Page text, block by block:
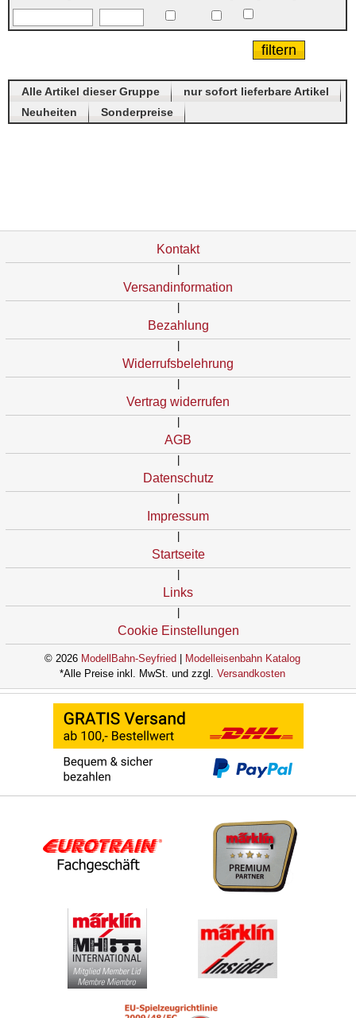
Alle Artikel dieser Gruppe
nur sofort lieferbare Artikel
Neuheiten
Sonderpreise
Kontakt
Versandinformation
Bezahlung
Widerrufsbelehrung
Vertrag widerrufen
AGB
Datenschutz
Impressum
Startseite
Links
Cookie Einstellungen
© 2026 ModellBahn-Seyfried
Modelleisenbahn Katalog
*Alle Preise inkl. MwSt. und zzgl. Versandkosten